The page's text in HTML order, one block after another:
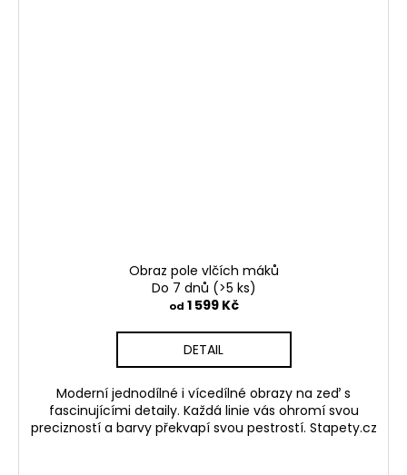
Obraz pole vlčích máků
Do 7 dnů (>5 ks)
od 1 599 Kč
DETAIL
Moderní jednodílné i vícedílné obrazy na zeď s
fascinujícími detaily. Každá linie vás ohromí svou
precizností a barvy překvapí svou pestrostí. Stapety.cz